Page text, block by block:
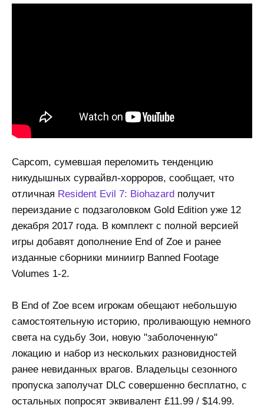
Capcom, сумевшая переломить тенденцию
никудышных сурвайвл-хорроров, сообщает, что
отличная Resident Evil 7: Biohazard получит
переиздание с подзаголовком Gold Edition уже 12
декабря 2017 года. В комплект с полной версией
игры добавят дополнение End of Zoe и ранее
изданные сборники миниигр Banned Footage
Volumes 1-2.
В End of Zoe всем игрокам обещают небольшую
самостоятельную историю, проливающую немного
света на судьбу Зои, новую "заболоченную"
локацию и набор из нескольких разновидностей
ранее невиданных врагов. Владельцы сезонного
пропуска заполучат DLC совершенно бесплатно, с
остальных попросят эквивалент £11.99 / $14.99.